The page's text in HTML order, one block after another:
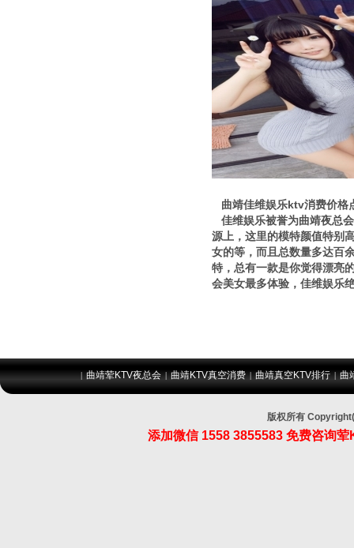
曲靖佳维娱乐ktv消费价格
佳维娱乐被誉为曲靖夜总
源上，这里的模特颜值特别
女的等，而且总数量多达百
特，总有一款是你觉得漂亮
会美女最多体验，佳维娱乐
|曲靖荤KTV夜总会 |曲靖KTV真空消费 |曲靖真空KTV排行 |曲
版权所有
添加微信 1558 3855583 免费咨询